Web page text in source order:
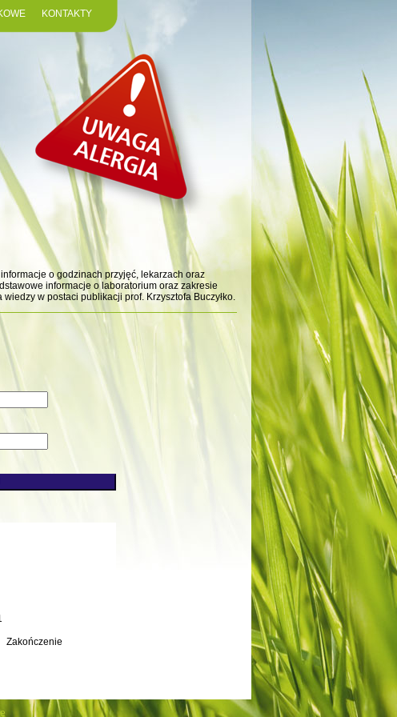
KONTAKTY
o godzinach przyjęć, lekarzach oraz
informacje o laboratorium oraz zakresie
w postaci publikacji prof. Krzysztofa Buczyłko.
Zakończenie